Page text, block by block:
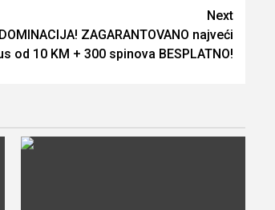
Next
ZAGARANTOVANO najveći
od 10 KM + 300 spinova BESPLATNO!